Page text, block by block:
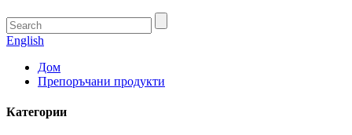
English
Дом
Препоръчани продукти
Категории